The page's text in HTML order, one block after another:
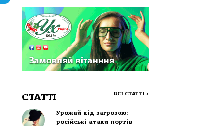
СТАТТІ ВСІ СТАТТІ >
Урожай під загрозою:
російські атаки портів